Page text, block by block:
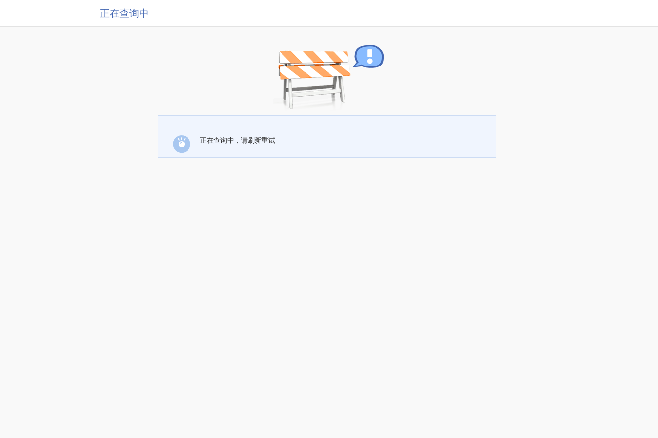
正在查询中
正在查询中，请刷新重试